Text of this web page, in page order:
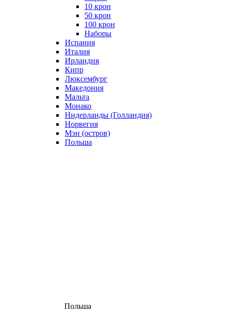
10 крон
50 крон
100 крон
Наборы
Испания
Италия
Ирландия
Кипр
Люксембург
Македония
Мальта
Монако
Нидерланды (Голландия)
Норвегия
Мэн (остров)
Польша
Польша